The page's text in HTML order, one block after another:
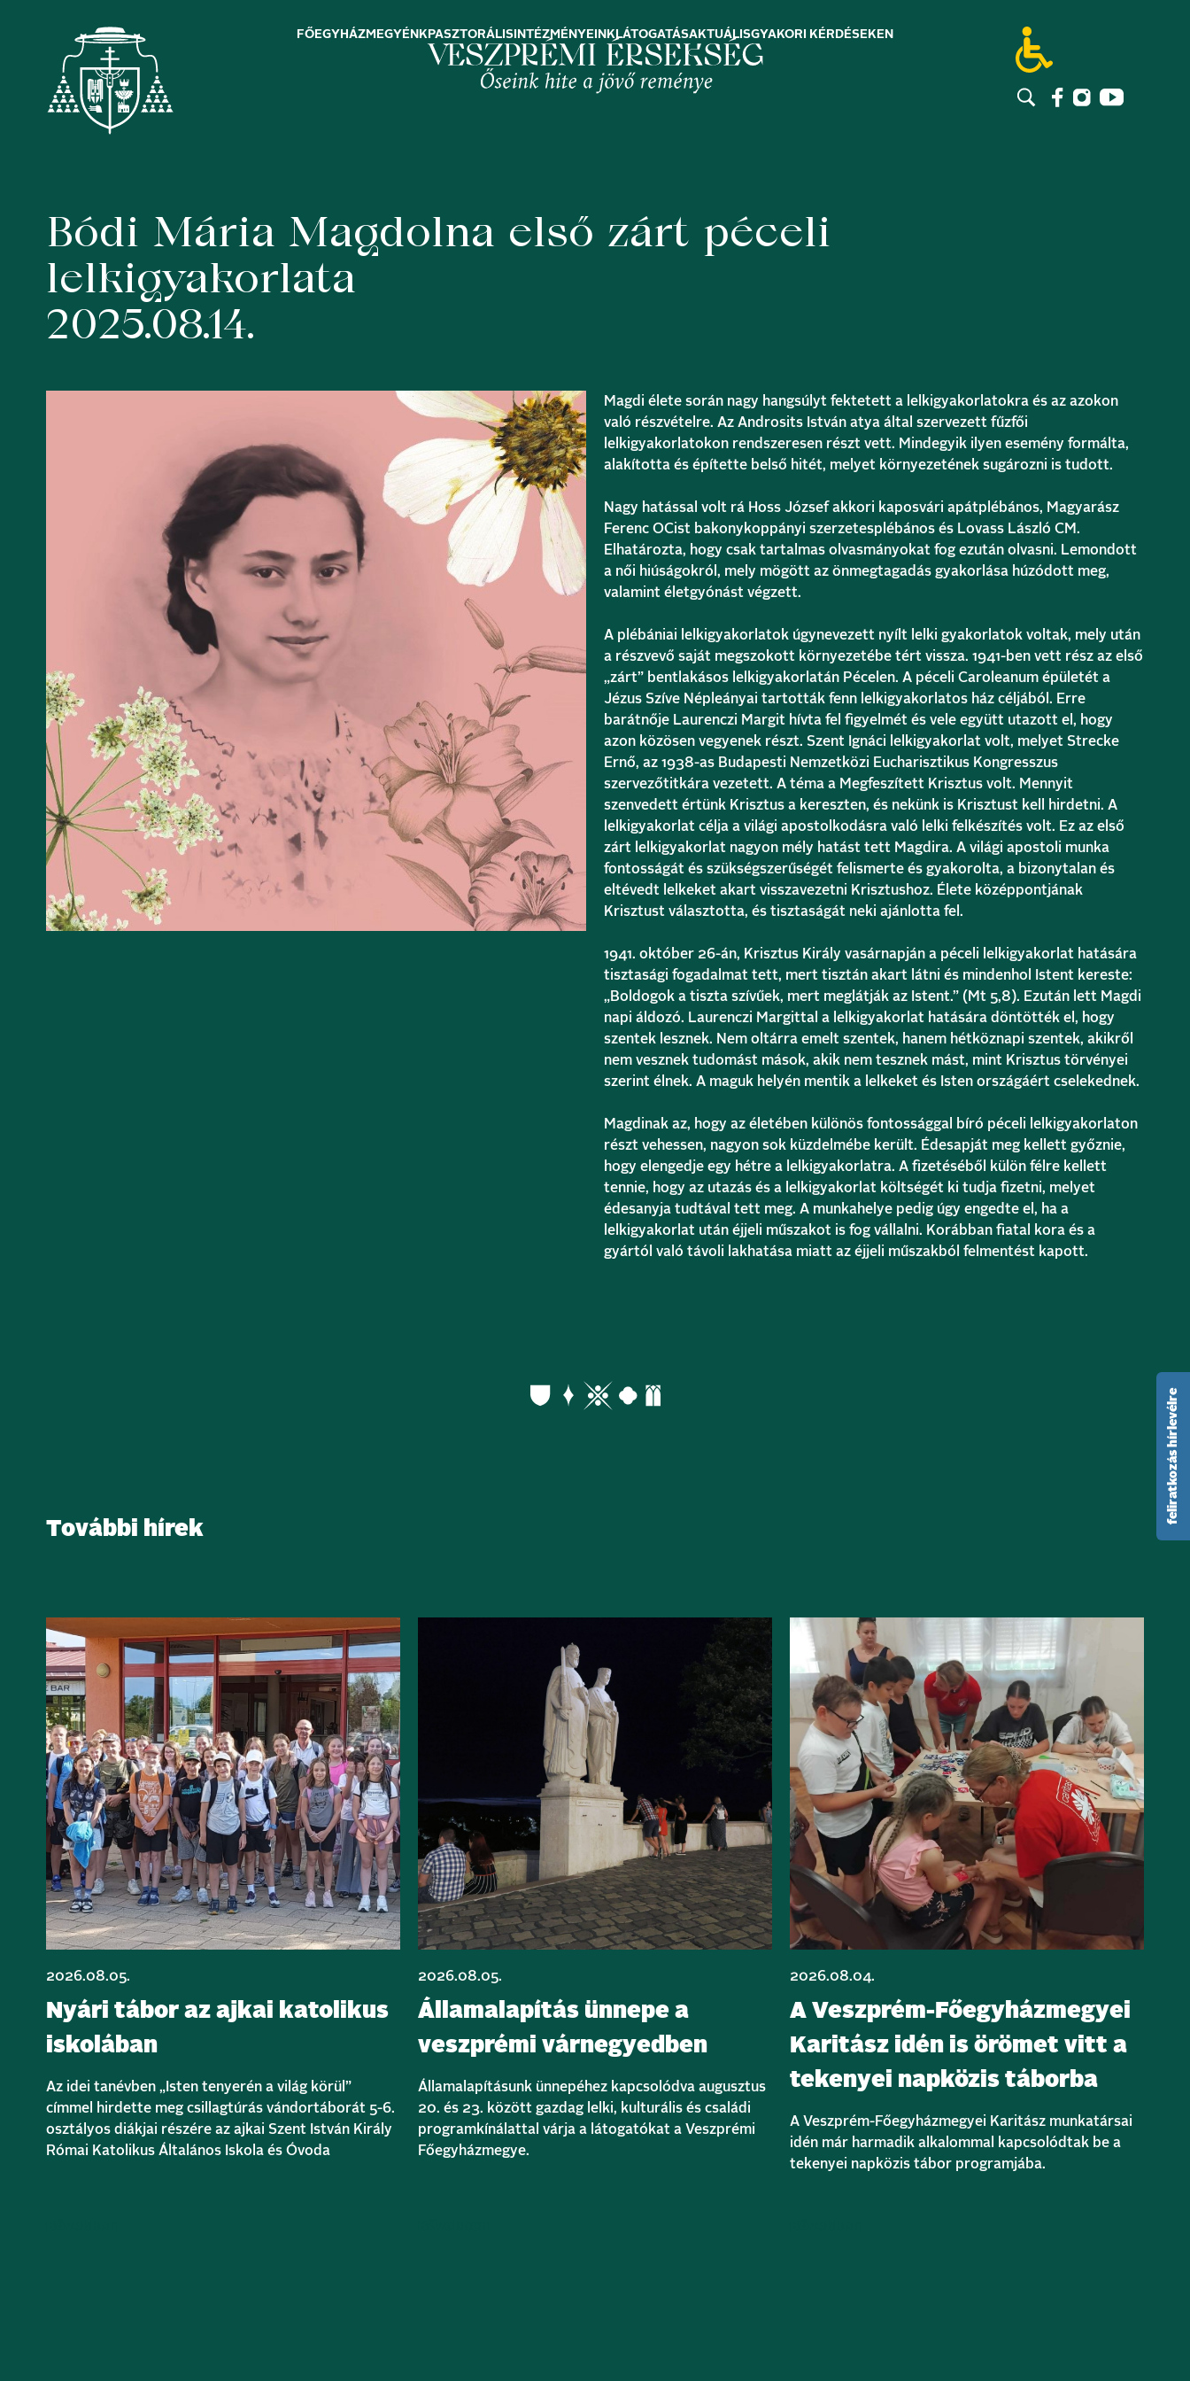
FŐEGYHÁZMEGYÉNK PASZTORÁLIS INTÉZMÉNYEINK LÁTOGATÁSAKTUÁLISGYAKORI KÉRDÉSEK EN
Bódi Mária Magdolna első zárt péceli
lelkigyakorlata
2025.08.14.
Magdi élete során nagy hangsúlyt fektetett a lelkigyakorlatokra és az azokon
való részvételre. Az Androsits István atya által szervezett fűzfői
lelkigyakorlatokon rendszeresen részt vett. Mindegyik ilyen esemény formálta,
alakította és építette belső hitét, melyet környezetének sugározni is tudott.
Nagy hatással volt rá Hoss József akkori kaposvári apátplébános, Magyarász
Ferenc OCist bakonykoppányi szerzetesplébános és Lovass László CM.
Elhatározta, hogy csak tartalmas olvasmányokat fog ezután olvasni. Lemondott
a női hiúságokról, mely mögött az önmegtagadás gyakorlása húzódott meg,
valamint életgyónást végzett.
A plébániai lelkigyakorlatok úgynevezett nyílt lelki gyakorlatok voltak, mely után
a részvevő saját megszokott környezetébe tért vissza. 1941-ben vett rész az első
„zárt” bentlakásos lelkigyakorlatán Pécelen. A péceli Caroleanum épületét a
Jézus Szíve Népleányai tartották fenn lelkigyakorlatos ház céljából. Erre
barátnője Laurenczi Margit hívta fel figyelmét és vele együtt utazott el, hogy
azon közösen vegyenek részt. Szent Ignáci lelkigyakorlat volt, melyet Strecke
Ernő, az 1938-as Budapesti Nemzetközi Eucharisztikus Kongresszus
szervezőtitkára vezetett. A téma a Megfeszített Krisztus volt. Mennyit
szenvedett értünk Krisztus a kereszten, és nekünk is Krisztust kell hirdetni. A
lelkigyakorlat célja a világi apostolkodásra való lelki felkészítés volt. Ez az első
zárt lelkigyakorlat nagyon mély hatást tett Magdira. A világi apostoli munka
fontosságát és szükségszerűségét felismerte és gyakorolta, a bizonytalan és
eltévedt lelkeket akart visszavezetni Krisztushoz. Élete középpontjának
Krisztust választotta, és tisztaságát neki ajánlotta fel.
1941. október 26-án, Krisztus Király vasárnapján a péceli lelkigyakorlat hatására
tisztasági fogadalmat tett, mert tisztán akart látni és mindenhol Istent kereste:
„Boldogok a tiszta szívűek, mert meglátják az Istent.” (Mt 5,8). Ezután lett Magdi
napi áldozó. Laurenczi Margittal a lelkigyakorlat hatására döntötték el, hogy
szentek lesznek. Nem oltárra emelt szentek, hanem hétköznapi szentek, akikről
nem vesznek tudomást mások, akik nem tesznek mást, mint Krisztus törvényei
szerint élnek. A maguk helyén mentik a lelkeket és Isten országáért cselekednek.
Magdinak az, hogy az életében különös fontossággal bíró péceli lelkigyakorlaton
részt vehessen, nagyon sok küzdelmébe került. Édesapját meg kellett győznie,
hogy elengedje egy hétre a lelkigyakorlatra. A fizetéséből külön félre kellett
tennie, hogy az utazás és a lelkigyakorlat költségét ki tudja fizetni, melyet
édesanyja tudtával tett meg. A munkahelye pedig úgy engedte el, ha a
lelkigyakorlat után éjjeli műszakot is fog vállalni. Korábban fiatal kora és a
gyártól való távoli lakhatása miatt az éjjeli műszakból felmentést kapott.
További hírek
2026.08.05.
Nyári tábor az ajkai katolikus
iskolában
Az idei tanévben „Isten tenyerén a világ körül”
címmel hirdette meg csillagtúrás vándortáborát 5-6.
osztályos diákjai részére az ajkai Szent István Király
Római Katolikus Általános Iskola és Óvoda
2026.08.05.
Államalapítás ünnepe a
veszprémi várnegyedben
Államalapításunk ünnepéhez kapcsolódva augusztus
20. és 23. között gazdag lelki, kulturális és családi
programkínálattal várja a látogatókat a Veszprémi
Főegyházmegye.
2026.08.04.
A Veszprém-Főegyházmegyei
Karitász idén is örömet vitt a
tekenyei napközis táborba
A Veszprém-Főegyházmegyei Karitász munkatársai
idén már harmadik alkalommal kapcsolódtak be a
tekenyei napközis tábor programjába.
feliratkozás hírlevélre